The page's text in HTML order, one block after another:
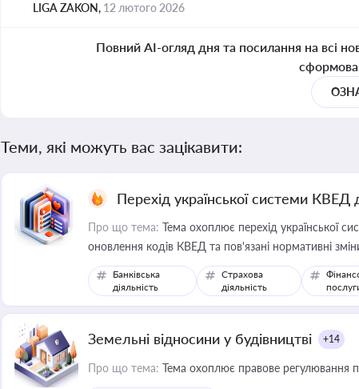
LIGA ZAKON, 12 лютого 2026
Повний AI-огляд дня та посилання на всі
Теми, які можуть вас зацікавити:
Перехід української системи КВЕД
Про що тема: Тема охоплює перехід української
оновлення кодів КВЕД та пов'язані нормативні
Банківська
діяльність
Страхова
діяльність
Земельні відносини у будівництві +14
Про що тема: Тема охоплює правове регулювання